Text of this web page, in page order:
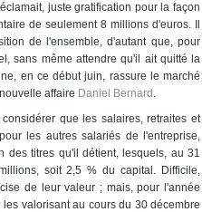
juste gratification pour la façon
de seulement 8 millions d'euros. Il
de l'ensemble, d'autant que, pour
sans même attendre qu'il ait quitté la
en ce début juin, rassure le marché
affaire Daniel Bernard .
que les salaires, retraites et
les autres salariés de l'entreprise,
des titres qu'il détient, lesquels, au 31
soit 2,5 % du capital. Difficile,
de leur valeur ; mais, pour l'année
valorisant au cours du 30 décembre